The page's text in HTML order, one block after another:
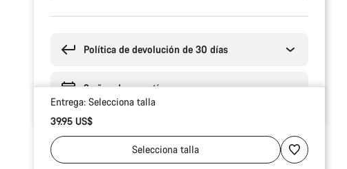
compra
Política de devolución de 30 días
2 años de garantía
Entrega: Selecciona talla
39.95 US$
Selecciona talla